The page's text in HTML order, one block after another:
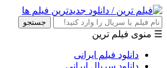
جستجو
☰ منوی فیلم ترین
دانلود فیلم ایرانی
دانلود سریال ایرانی